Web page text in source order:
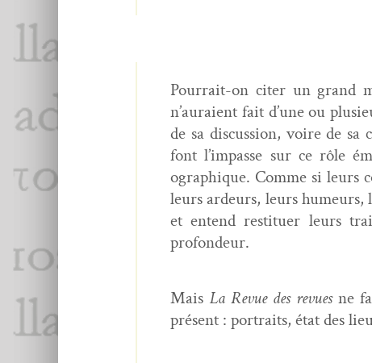
Pour­rait-on citer un grand
n’auraient fait d’une ou
de sa dis­cus­sion, voire de sa
font l’impasse sur ce rôle
ographique. Comme si leurs
leurs ardeurs, leurs
et entend restituer leurs
profondeur.
Mais La Revue des revuesne
présent : por­traits, état des